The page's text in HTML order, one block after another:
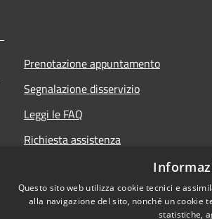
Prenotazione appuntamento
Segnalazione disservizio
Leggi le FAQ
Richiesta assistenza
Questo sito web utilizza cookie tecnici e
alla navigazione del sito, nonché un cookie
statistiche,